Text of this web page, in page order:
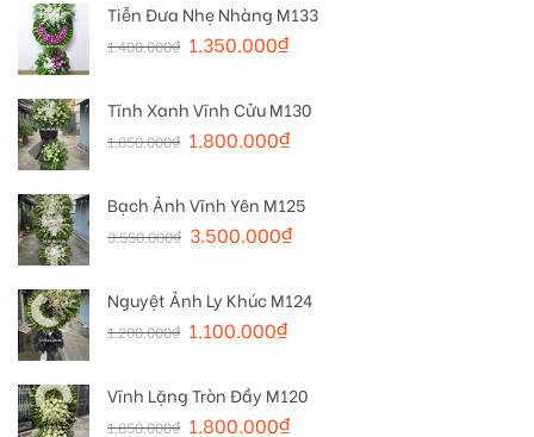
Tiễn Đưa Nhẹ Nhàng M133
1.400.000₫ 1.350.000₫
Tĩnh Xanh Vĩnh Cửu M130
1.850.000₫ 1.800.000₫
Bạch Ảnh Vĩnh Yên M125
3.550.000₫ 3.500.000₫
Nguyệt Ảnh Ly Khúc M124
1.200.000₫ 1.100.000₫
Vĩnh Lặng Tròn Đầy M120
1.850.000₫ 1.800.000₫